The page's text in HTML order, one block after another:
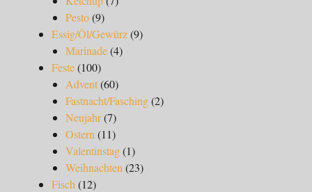
Pesto(9)
Essig/Öl/Gewürz(9)
Marinade(4)
Feste(100)
Advent(60)
Fastnacht/Fasching(2)
Neujahr(7)
Ostern (11)
Valentinstag(1)
Weihnachten (23)
Fisch (12)